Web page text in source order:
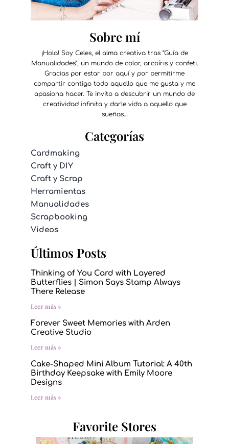
Sobre mí
¡Hola! Soy Celes, el alma creativa tras “Guía de
Manualidades”, un mundo de color, arcoíris y confeti.
Gracias por estar por aquí y por permitirme
compartir contigo todo aquello que me gusta y me
apasiona hacer. Te invito a descubrir un mundo de
creatividad infinita y darle vida a aquello que
sueñas…
Categorías
Cardmaking
Craft y DIY
Craft y Scrap
Herramientas
Manualidades
Scrapbooking
Videos
Últimos Posts
Thinking of You Card with Layered
Butterflies | Simon Says Stamp Always
There Release
Leer más »
Forever Sweet Memories with Arden
Creative Studio
Leer más »
Cake-Shaped Mini Album Tutorial: A 40th
Birthday Keepsake with Emily Moore
Designs
Leer más »
Favorite Stores